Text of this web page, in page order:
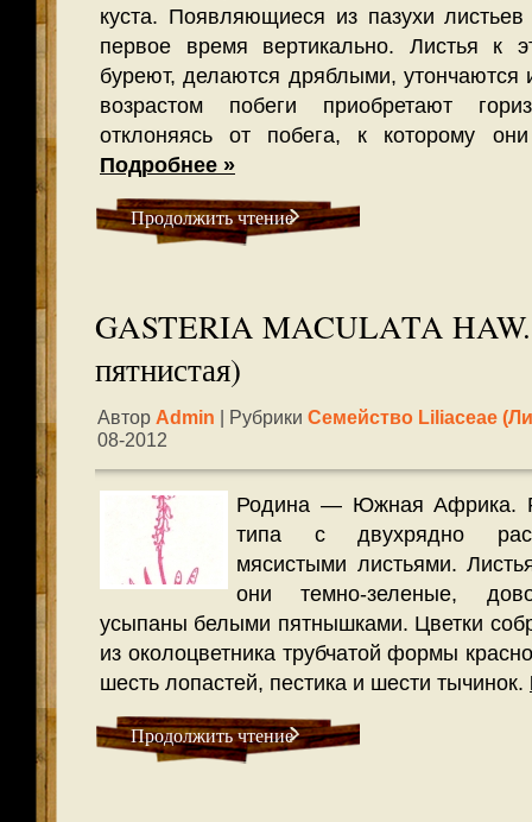
куста. Появляющиеся из пазухи
первое время вертикально. Листья к
буреют, делаются дряблыми, утончаются
возрастом побеги приобретают
отклоняясь от побега, к которому
Подробнее »
Продолжить чтение
GASTERIA MACULATA HAW.
пятнистая)
Автор Admin | Рубрики Семейство Liliaceae
08-2012
Родина — Южная Африка.
типа с двухрядно
мясистыми листьями.
они темно-зеленые,
усыпаны белыми пятнышками. Цветки
из околоцветника трубчатой формы
шесть лопастей, пестика и шести тычинок.
Продолжить чтение